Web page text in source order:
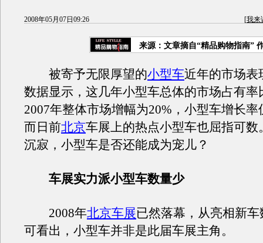
2008年05月07日09:26 [我来
来源：文章摘自“精品购物指南”
被寄予无限厚望的小型车近年的市场表
数据显示，这几年小型车总体的市场占有率
2007年整体市场增幅为20%，小型车增长率
而日前北京车展上的热点小型车也屈指可数
沉寂，小型车是否还能成为宠儿？
车展实力派小型车数量少
2008年北京车展已然落幕，从亮相新
可看出，小型车并非是此届车展主角。